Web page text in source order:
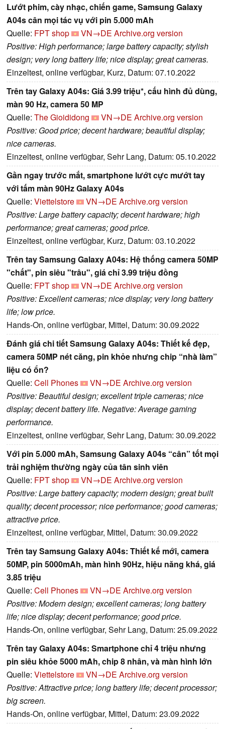
Lướt phim, cày nhạc, chiến game, Samsung Galaxy
A04s cân mọi tác vụ với pin 5.000 mAh
Quelle: FPT shop VN→DE Archive.org version
Positive: High performance; large battery capacity; stylish
design; very long battery life; nice display; great cameras.
Einzeltest, online verfügbar, Kurz, Datum: 07.10.2022
Trên tay Galaxy A04s: Giá 3.99 triệu*, cấu hình đủ dùng,
màn 90 Hz, camera 50 MP
Quelle: The Gioididong VN→DE Archive.org version
Positive: Good price; decent hardware; beautiful display;
nice cameras.
Einzeltest, online verfügbar, Sehr Lang, Datum: 05.10.2022
Gần ngay trước mắt, smartphone lướt cực mướt tay
với tấm màn 90Hz Galaxy A04s
Quelle: Viettelstore VN→DE Archive.org version
Positive: Large battery capacity; decent hardware; high
performance; great cameras; good price.
Einzeltest, online verfügbar, Kurz, Datum: 03.10.2022
Trên tay Samsung Galaxy A04s: Hệ thống camera 50MP
"chất", pin siêu "trâu", giá chỉ 3.99 triệu đồng
Quelle: FPT shop VN→DE Archive.org version
Positive: Excellent cameras; nice display; very long battery
life; low price.
Hands-On, online verfügbar, Mittel, Datum: 30.09.2022
Đánh giá chi tiết Samsung Galaxy A04s: Thiết kế đẹp,
camera 50MP nét căng, pin khỏe nhưng chip “nhà làm”
liệu có ổn?
Quelle: Cell Phones VN→DE Archive.org version
Positive: Beautiful design; excellent triple cameras; nice
display; decent battery life. Negative: Average gaming
performance.
Einzeltest, online verfügbar, Sehr Lang, Datum: 30.09.2022
Với pin 5.000 mAh, Samsung Galaxy A04s “cân” tốt mọi
trải nghiệm thường ngày của tân sinh viên
Quelle: FPT shop VN→DE Archive.org version
Positive: Large battery capacity; modern design; great built
quality; decent processor; nice performance; good cameras;
attractive price.
Einzeltest, online verfügbar, Mittel, Datum: 30.09.2022
Trên tay Samsung Galaxy A04s: Thiết kế mới, camera
50MP, pin 5000mAh, màn hình 90Hz, hiệu năng khá, giá
3.85 triệu
Quelle: Cell Phones VN→DE Archive.org version
Positive: Modern design; excellent cameras; long battery
life; nice display; decent performance; good price.
Hands-On, online verfügbar, Sehr Lang, Datum: 25.09.2022
Trên tay Galaxy A04s: Smartphone chỉ 4 triệu nhưng
pin siêu khỏe 5000 mAh, chip 8 nhân, và màn hình lớn
Quelle: Viettelstore VN→DE Archive.org version
Positive: Attractive price; long battery life; decent processor;
big screen.
Hands-On, online verfügbar, Mittel, Datum: 23.09.2022